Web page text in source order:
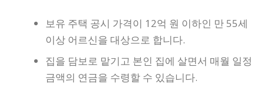
보유 주택 공시 가격이 12억 원 이하인 만 55세
이상 어르신을 대상으로 합니다.
집을 담보로 맡기고 본인 집에 살면서 매월 일정
금액의 연금을 수령할 수 있습니다.